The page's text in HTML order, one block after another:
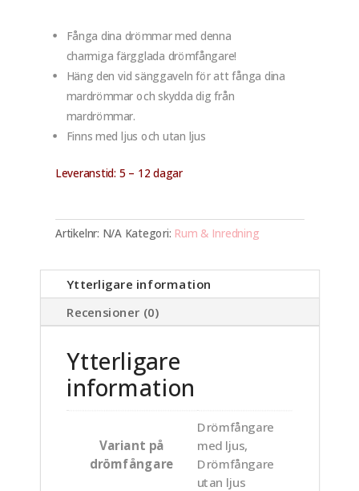
Fånga dina drömmar med denna
charmiga färgglada drömfångare!
Häng den vid sänggaveln för att fånga dina
mardrömmar och skydda dig från
mardrömmar.
Finns med ljus och utan ljus
Leveranstid: 5 – 12 dagar
Artikelnr: N/A Kategori: Rum & Inredning
Ytterligare information
Recensioner (0)
Ytterligare
information
Variant på
drömfångare
Drömfångare
med ljus,
Drömfångare
utan ljus